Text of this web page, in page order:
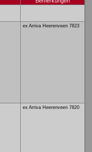
ex Arriva Heerenveen 7823
ex Arriva Heerenveen 7820